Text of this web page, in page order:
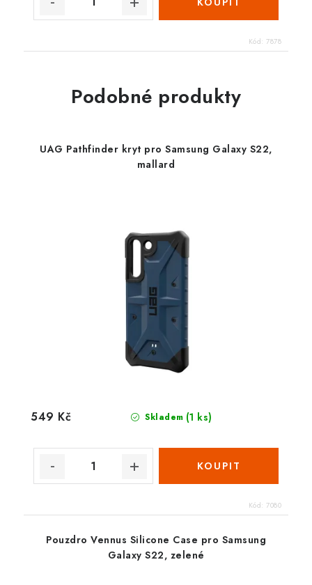
Kód: 7878
Podobné produkty
UAG Pathfinder kryt pro Samsung Galaxy S22,
mallard
Skladem (1 ks)
549 Kč
Kód: 7080
Pouzdro Vennus Silicone Case pro Samsung
Galaxy S22, zelené